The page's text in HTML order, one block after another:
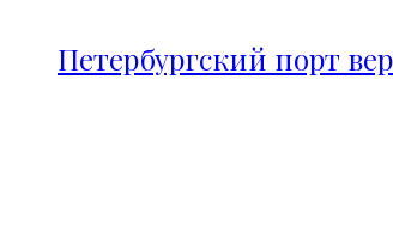
Петербургский порт